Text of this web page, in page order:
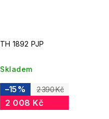
TH 1892 PJP
Skladem
2 390 Kč
–15 %
2 008 Kč